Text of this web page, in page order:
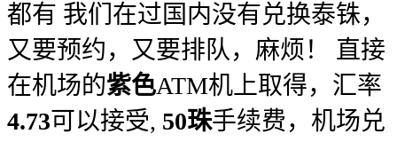
都有 我们在过国内没有兑换泰铢，
又要预约，又要排队，麻烦！ 直接
在机场的紫色ATM机上取得，汇率
4.73可以接受, 50珠手续费，机场兑